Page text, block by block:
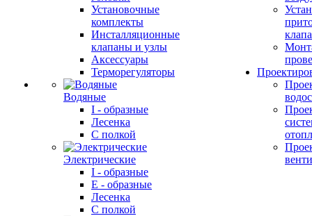
Установочные
комплекты
Инсталляционные
клапаны и узлы
Аксессуары
Терморегуляторы
Водяные
I - образные
Лесенка
С полкой
Электрические
I - образные
E - образные
Лесенка
С полкой